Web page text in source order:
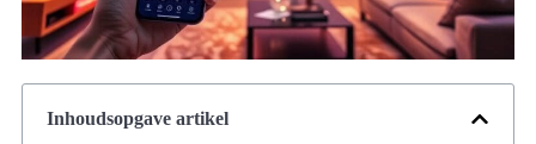
Inhoudsopgave artikel